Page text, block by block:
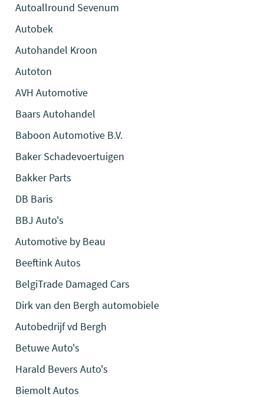
Autoallround Sevenum
Autobek
Autohandel Kroon
Autoton
AVH Automotive
Baars Autohandel
Baboon Automotive B.V.
Baker Schadevoertuigen
Bakker Parts
DB Baris
BBJ Auto's
Automotive by Beau
Beeftink Autos
BelgiTrade Damaged Cars
Dirk van den Bergh automobiele
Autobedrijf vd Bergh
Betuwe Auto's
Harald Bevers Auto's
Biemolt Autos